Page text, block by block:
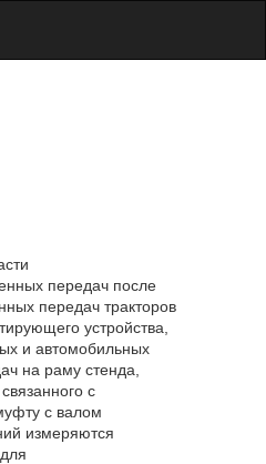
передач после
передач тракторов
устройства,
и автомобильных
на раму стенда,
с
с валом
измеряются